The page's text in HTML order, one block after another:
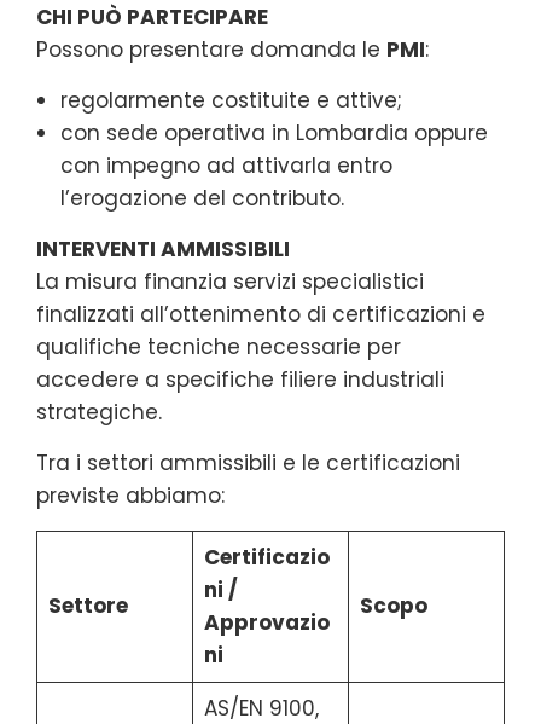
CHI PUÒ PARTECIPARE
Possono presentare domanda le PMI:
regolarmente costituite e attive;
con sede operativa in Lombardia oppure
con impegno ad attivarla entro
l’erogazione del contributo.
INTERVENTI AMMISSIBILI
La misura finanzia servizi specialistici
finalizzati all’ottenimento di certificazioni e
qualifiche tecniche necessarie per
accedere a specifiche filiere industriali
strategiche.
Tra i settori ammissibili e le certificazioni
previste abbiamo:
Settore
Certificazio
ni /
Approvazio
ni
Scopo
AS/EN 9100,